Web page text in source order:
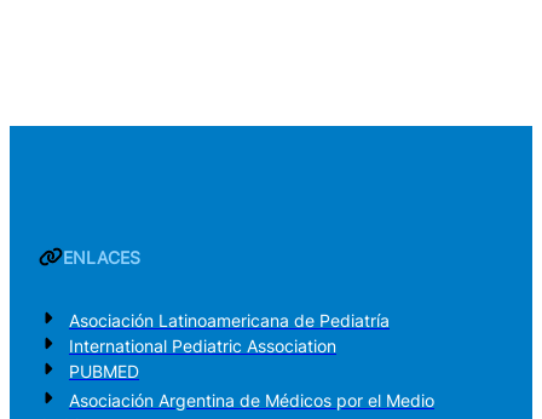
ENLACES
Asociación Latinoamericana de Pediatría
International Pediatric Association
PUBMED
Asociación Argentina de Médicos por el Medio